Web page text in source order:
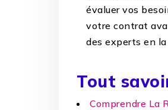
évaluer vos
votre contrat
des experts en
Tout
Comprendre La